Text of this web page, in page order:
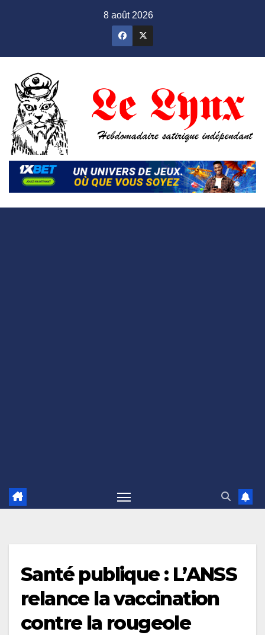
8 août 2026
Santé publique : L’ANSS
relance la vaccination
contre la rougeole